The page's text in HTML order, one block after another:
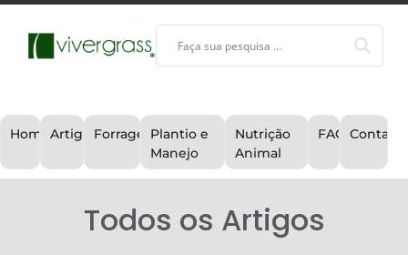
Home ArtigosForragemPlantio e
Manejo
Nutrição
Animal
FAQ Contato
Todos os Artigos